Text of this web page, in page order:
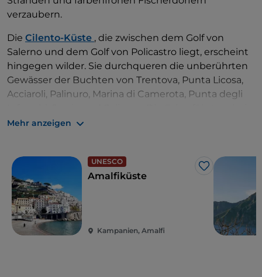
verzaubern.
Die Cilento-Küste , die zwischen dem Golf von
Salerno und dem Golf von Policastro liegt, erscheint
hingegen wilder. Sie durchqueren die unberührten
Gewässer der Buchten von Trentova, Punta Licosa,
Acciaroli, Palinuro, Marina di Camerota, Punta degli
an Höhlen und Felsen mit Blick auf ein Meer, das
alten Wachtürmen, einer üppigen Vegetation und
einer kostbaren Meeresfauna geprägt sind.
Mehr anzeigen
UNESCO
Like
Amalfiküste
Kampanien, Amalfi